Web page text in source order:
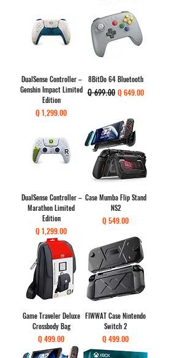
DualSense Controller –
Genshin Impact Limited
Edition
Precio
Q 1,299.00
8BitDo 64 Bluetooth
Precio
Q 699.00 Precio de oferta
Q 649.00
DualSense Controller –
Marathon Limited
Edition
Precio
Q 1,299.00
Case Mumba Flip Stand
NS2
Precio
Q 549.00
Game Traveler Deluxe
Crossbody Bag
Precio
Q 499.00
FIWWAT Case Nintendo
Switch 2
Precio
Q 499.00